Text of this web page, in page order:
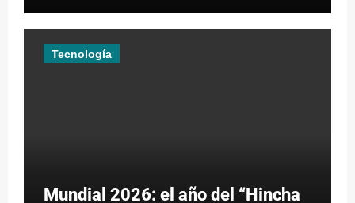
Tecnología
Mundial 2026: el año del “Hincha